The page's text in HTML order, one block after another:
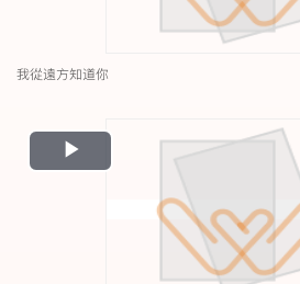
我從遠方知道你
Play
Video